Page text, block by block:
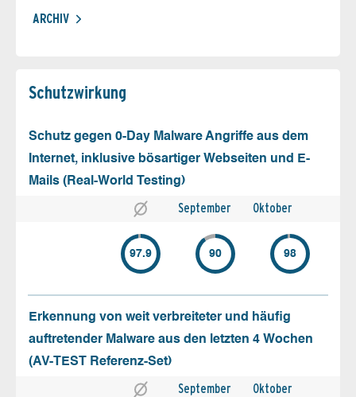
ARCHIV
Schutz­wirkung
Schutz gegen 0-Day Malware Angriffe aus dem
Internet, inklusive bösartiger Webseiten und E-
Mails (Real-World Testing)
September Oktober
97.9 90 98
Erkennung von weit verbreiteter und häufig
auftretender Malware aus den letzten 4 Wochen
(AV-TEST Referenz-Set)
September Oktober